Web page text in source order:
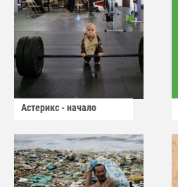
Астерикс - начало